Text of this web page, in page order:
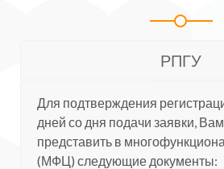
РПГУ
Для подтверждения
дней со дня подачи заявки,
представить в
(МФЦ) следующие документы: